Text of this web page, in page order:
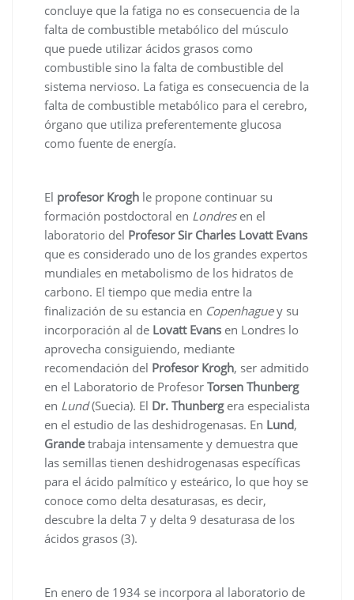
concluye que la fatiga no es consecuencia de la
falta de combustible metabólico del músculo
que puede utilizar ácidos grasos como
combustible sino la falta de combustible del
sistema nervioso. La fatiga es consecuencia de la
falta de combustible metabólico para el cerebro,
órgano que utiliza preferentemente glucosa
como fuente de energía.
El profesor Krogh le propone continuar su
formación postdoctoral en Londresen el
laboratorio del Profesor Sir Charles Lovatt Evans
que es considerado uno de los grandes expertos
mundiales en metabolismo de los hidratos de
carbono. El tiempo que media entre la
finalización de su estancia en Copenhaguey su
incorporación al de Lovatt Evans en Londres lo
aprovecha consiguiendo, mediante
recomendación del Profesor Krogh, ser admitido
en el Laboratorio de Profesor Torsen Thunberg
en Lund(Suecia). El Dr. Thunbergera especialista
en el estudio de las deshidrogenasas. En Lund,
Grandetrabaja intensamente y demuestra que
las semillas tienen deshidrogenasas específicas
para el ácido palmítico y esteárico, lo que hoy se
conoce como delta desaturasas, es decir,
descubre la delta 7 y delta 9 desaturasa de los
ácidos grasos (3).
En enero de 1934 se incorpora al laboratorio de